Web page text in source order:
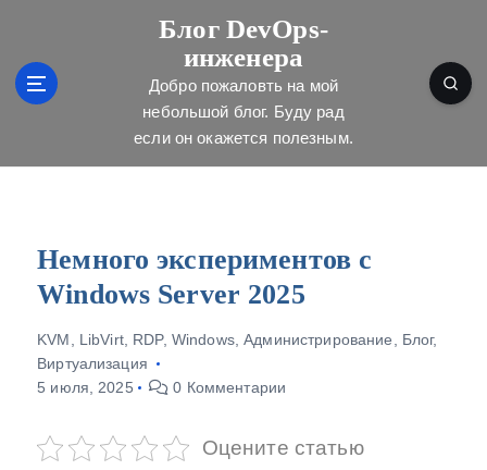
Блог DevOps-
инженера
Добро пожаловть на мой
небольшой блог. Буду рад
если он окажется полезным.
Немного экспериментов с
Windows Server 2025
KVM, LibVirt, RDP, Windows,Администрирование, Блог,
Виртуализация
5 июля, 2025
0 Комментарии
Оцените статью